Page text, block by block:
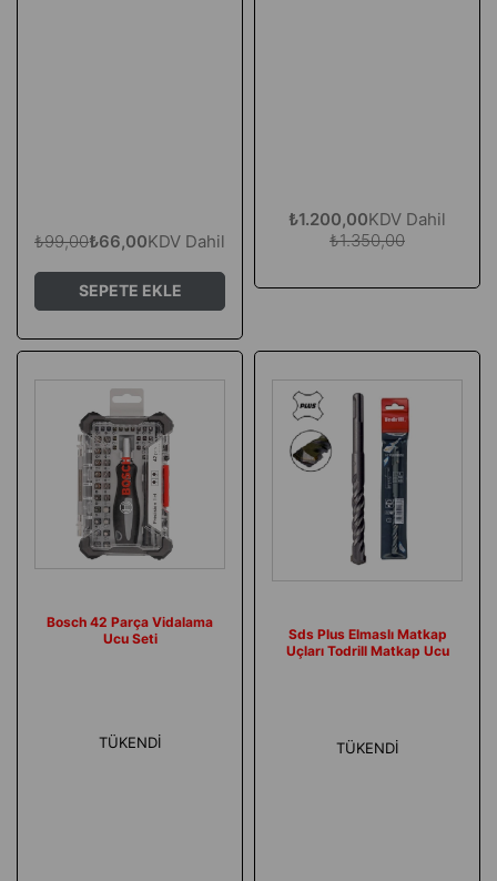
₺66,00KDV Dahil
₺99,00
SEPETE EKLE
₺1.200,00KDV Dahil
₺1.350,00
TÜKENDI
Bosch 42 Parça Vidalama
Ucu Seti
TÜKENDI
Sds Plus Elmaslı Matkap
Uçları Todrill Matkap Ucu